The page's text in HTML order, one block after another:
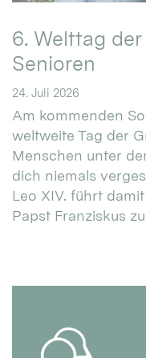
6. Welttag
Senioren
24. Juli 2026
Am kommenden
weltweite Tag der
Menschen unter
dich niemals
Leo XIV. führt
Papst Franziskus